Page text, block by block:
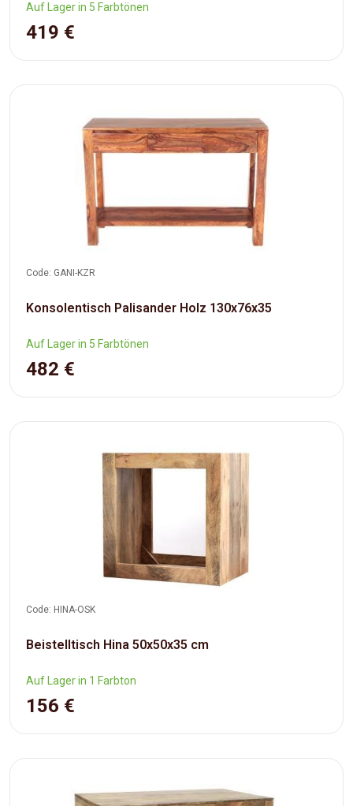
Auf Lager in 5 Farbtönen
419 €
Code: GANI-KZR
Konsolentisch Palisander Holz 130x76x35
Auf Lager in 5 Farbtönen
482 €
Code: HINA-OSK
Beistelltisch Hina 50x50x35 cm
Auf Lager in 1 Farbton
156 €